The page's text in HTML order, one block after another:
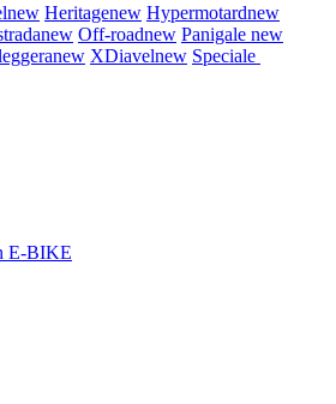
new Heritagenew Hypermotardnew
new Off-roadnew Panigale new
new XDiavelnew Speciale
E-BIKE